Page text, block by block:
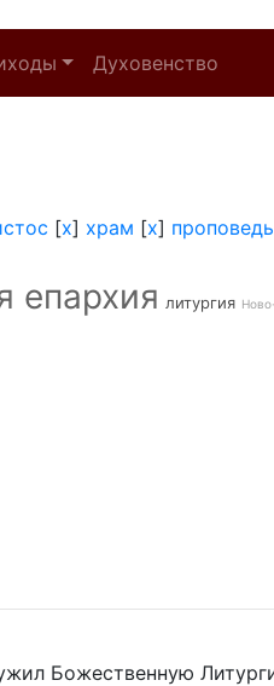
Духовенство
[x] храм [x] проповедь
епархия литургия
Божественную